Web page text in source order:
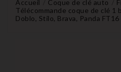
Accueil Coque de clé auto
Télécommande coque de clé 1
Doblo, Stilo, Brava, Panda FT16